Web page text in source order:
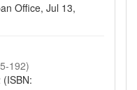
Office, Jul 13,
192)
(ISBN: